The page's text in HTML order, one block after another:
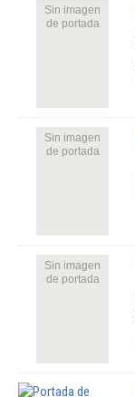
Sin imagen
de portada
Sin imagen
de portada
Sin imagen
de portada